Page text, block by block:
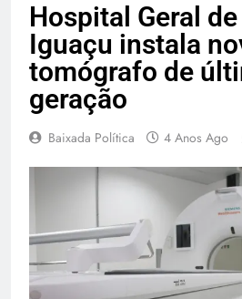
Hospital Geral
Iguaçu instala
tomógrafo de
geração
Baixada Política 4 Anos Ago